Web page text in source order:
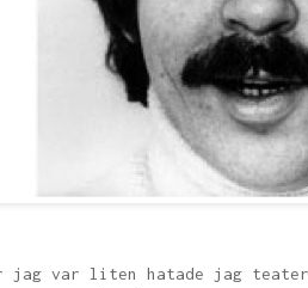
jag var liten hatade jag